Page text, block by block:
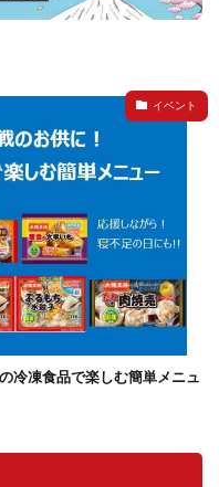
イベント
冷凍食品で楽しむ簡単メニュ